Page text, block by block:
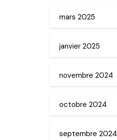
mars 2025
janvier 2025
novembre 2024
octobre 2024
septembre 2024